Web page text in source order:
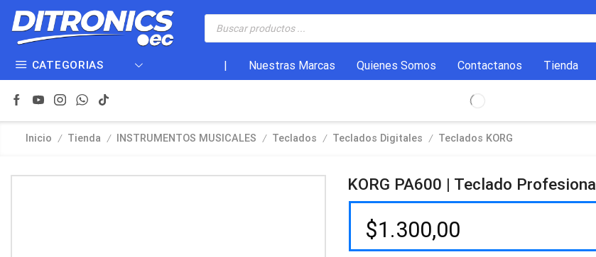
CATEGORIAS Nuestras Marcas Quienes Somos Contactanos Tienda
Inicio / Tienda / INSTRUMENTOS MUSICALES / Teclados / Teclados Digitales / Teclados KORG
KORG PA600 | Teclado Profesional
$1.300,00